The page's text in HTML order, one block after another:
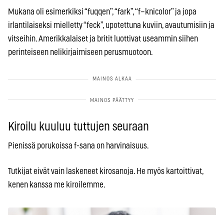
Mukana oli esimerkiksi “fuqqen”, “fark”, “f–knicolor” ja jopa
irlantilaiseksi mielletty “feck”, upotettuna kuviin, avautumisiin ja
vitseihin. Amerikkalaiset ja britit luottivat useammin siihen
perinteiseen nelikirjaimiseen perusmuotoon.
Kiroilu kuuluu tuttujen seuraan
Pienissä porukoissa f-sana on harvinaisuus.
Tutkijat eivät vain laskeneet kirosanoja. He myös kartoittivat,
kenen kanssa me kiroilemme.